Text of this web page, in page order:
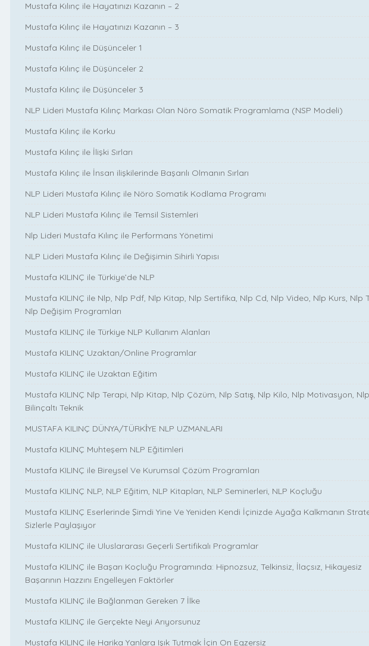
Mustafa Kılınç ile Hayatınızı Kazanın – 2
Mustafa Kılınç ile Hayatınızı Kazanın – 3
Mustafa Kılınç ile Düşünceler 1
Mustafa Kılınç ile Düşünceler 2
Mustafa Kılınç ile Düşünceler 3
NLP Lideri Mustafa Kılınç Markası Olan Nöro Somatik Programlama (NSP Modeli)
Mustafa Kılınç ile Korku
Mustafa Kılınç ile İlişki Sırları
Mustafa Kılınç ile İnsan ilişkilerinde Başarılı Olmanın Sırları
NLP Lideri Mustafa Kılınç ile Nöro Somatik Kodlama Programı
NLP Lideri Mustafa Kılınç ile Temsil Sistemleri
Nlp Lideri Mustafa Kılınç ile Performans Yönetimi
NLP Lideri Mustafa Kılınç ile Değişimin Sihirli Yapısı
Mustafa KILINÇ ile Türkiye’de NLP
Mustafa KILINÇ ile Nlp, Nlp Pdf, Nlp Kitap, Nlp Sertifika, Nlp Cd, Nlp Video, Nlp Kurs, Nlp
Nlp Değişim Programları
Mustafa KILINÇ ile Türkiye NLP Kullanım Alanları
Mustafa KILINÇ Uzaktan/Online Programlar
Mustafa KILINÇ ile Uzaktan Eğitim
Mustafa KILINÇ Nlp Terapi, Nlp Kitap, Nlp Çözüm, Nlp Satış, Nlp Kilo, Nlp Motivasyon, Nlp
Bilinçaltı Teknik
MUSTAFA KILINÇ DÜNYA/TÜRKİYE NLP UZMANLARI
Mustafa KILINÇ Muhteşem NLP Eğitimleri
Mustafa KILINÇ ile Bireysel Ve Kurumsal Çözüm Programları
Mustafa KILINÇ NLP, NLP Eğitim, NLP Kitapları, NLP Seminerleri, NLP Koçluğu
Mustafa KILINÇ Eserlerinde Şimdi Yine Ve Yeniden Kendi İçinizde Ayağa Kalkmanın
Sizlerle Paylaşıyor
Mustafa KILINÇ ile Uluslararası Geçerli Sertifikalı Programlar
Mustafa KILINÇ ile Başarı Koçluğu Programında: Hipnozsuz, Telkinsiz, İlaçsız, Hikayesiz
Başarının Hazzını Engelleyen Faktörler
Mustafa KILINÇ ile Bağlanman Gereken 7 İlke
Mustafa KILINÇ ile Gerçekte Neyi Arıyorsunuz
Mustafa KILINÇ ile Harika Yanlara Işık Tutmak İçin On Egzersiz